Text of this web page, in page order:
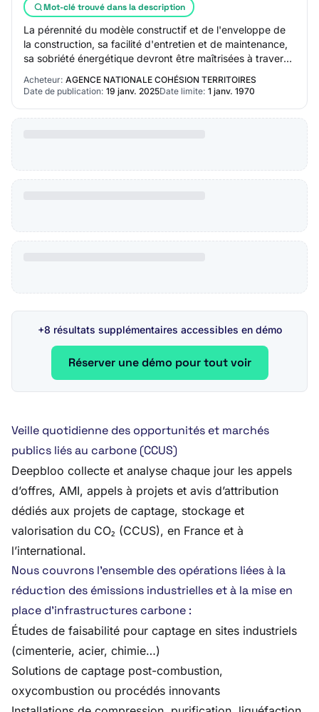
Mot-clé trouvé dans la description
La pérennité du modèle constructif et de l'enveloppe de
la construction, sa facilité d'entretien et de maintenance,
sa sobriété énergétique devront être maîtrisées à travers
Acheteur: AGENCE NATIONALE COHÉSION TERRITOIRES
Date de publication: 19 janv. 2025Date limite: 1 janv. 1970
+8 résultats supplémentaires accessibles en démo
Réserver une démo pour tout voir
Veille quotidienne des opportunités et marchés
publics liés au carbone (CCUS)
Deepbloo collecte et analyse chaque jour les appels
d’offres, AMI, appels à projets et avis d’attribution
dédiés aux projets de captage, stockage et
valorisation du CO₂ (CCUS), en France et à
l’international.
Nous couvrons l’ensemble des opérations liées à la
réduction des émissions industrielles et à la mise en
place d’infrastructures carbone :
Études de faisabilité pour captage en sites industriels
(cimenterie, acier, chimie…)
Solutions de captage post-combustion,
oxycombustion ou procédés innovants